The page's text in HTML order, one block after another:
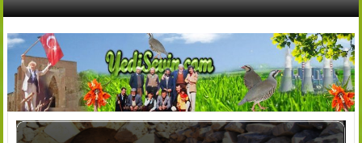
İçeriğe
AFŞİN